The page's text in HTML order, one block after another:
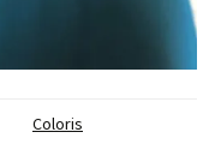
Coloris